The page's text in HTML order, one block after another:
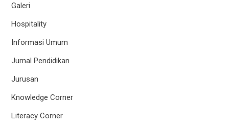
Galeri
Hospitality
Informasi Umum
Jurnal Pendidikan
Jurusan
Knowledge Corner
Literacy Corner